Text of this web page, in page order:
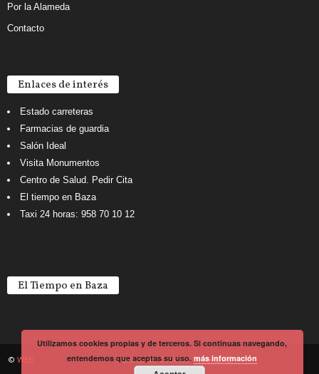
Por la Alameda
Contacto
Enlaces de interés
Estado carreteras
Farmacias de guardia
Salón Ideal
Visita Monumentos
Centro de Salud. Pedir Cita
El tiempo en Baza
Taxi 24 horas: 958 70 10 12
El Tiempo en Baza
Política de Cookies Noticiario
© WEB
Utilizamos cookies propias y de terceros. Si continuas navegando,
entendemos que aceptas su uso.más información